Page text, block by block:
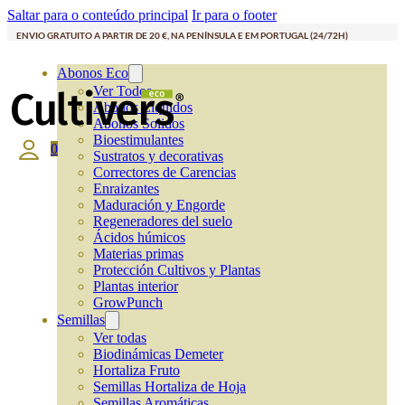
Saltar para o conteúdo principal Ir para o footer
ENVIO GRATUITO A PARTIR DE 20 €, NA PENÍNSULA E EM PORTUGAL (24/72H)
Abonos Eco
Ver Todos
Abonos Líquidos
Abonos Solidos
Bioestimulantes
Sustratos y decorativas
Correctores de Carencias
Enraizantes
Maduración y Engorde
Regeneradores del suelo
Ácidos húmicos
Materias primas
Protección Cultivos y Plantas
Plantas interior
GrowPunch
Semillas
Ver todas
Biodinámicas Demeter
Hortaliza Fruto
Semillas Hortaliza de Hoja
0